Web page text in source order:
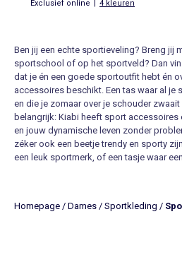
Exclusief online | 4 kleuren
Ben jij een echte sportieveling? Breng jij
sportschool of op het sportveld? Dan
dat je én een goede sportoutfit hebt én
accessoires beschikt. Een tas waar al je
en die je zomaar over je schouder zwaait
belangrijk: Kiabi heeft sport accessoires
en jouw dynamische leven zonder
zéker ook een beetje trendy en sporty
een leuk sportmerk, of een tasje waar
en prettig betaalbaar. In een paar klikken
Homepage / Dames / Sportkleding /